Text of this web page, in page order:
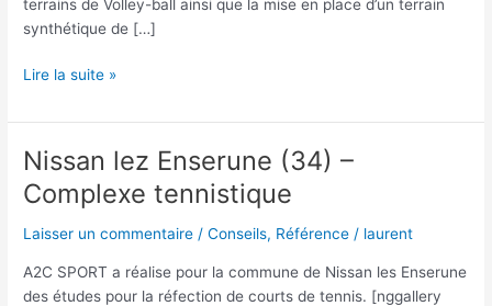
terrains de Volley-ball ainsi que la mise en place d’un terrain
synthétique de […]
VILLIE
(69)
Réhabilitation
des
installations
près
du
Collège
Lire la suite »
Nissan lez Enserune (34) –
Complexe tennistique
Laisser un commentaire /Conseils, Référence / laurent
A2C SPORT a réalise pour la commune de Nissan les Enserune
des études pour la réfection de courts de tennis. [nggallery